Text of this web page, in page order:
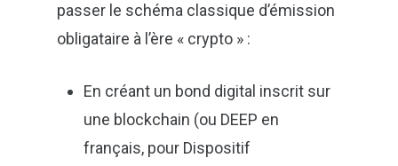
passer le schéma classique d’émission
obligataire à l’ère « crypto » :
En créant un bond digital inscrit sur
une blockchain (ou DEEP en
français, pour Dispositif